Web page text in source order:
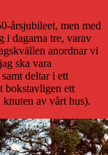
årsjubileet, men med
i dagarna tre, varav
anordnar vi
ska vara
deltar i ett
bokstavligen ett
av vårt hus).